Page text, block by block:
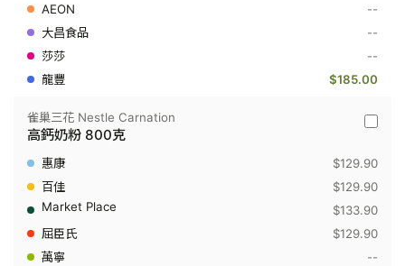
低
粉
1.7
公
--
--
--
$185.00
雀
三
花
Nestle
-
高
鈣
奶
雀巢三花 Nestle Carnation
高鈣奶粉 800克
$129.90
$129.90
$133.90
$129.90
--